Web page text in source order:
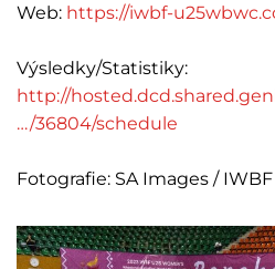
Web: https://iwbf-
Výsledky/Statistiky:
http://
…/36804/schedule
Fotografie: SA Images /